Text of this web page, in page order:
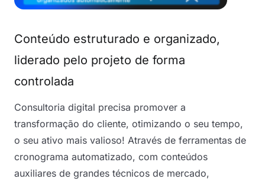
Conteúdo estruturado e organizado,
liderado pelo projeto de forma
controlada
Consultoria digital precisa promover a
transformação do cliente, otimizando o seu tempo,
o seu ativo mais valioso! Através de ferramentas de
cronograma automatizado, com conteúdos
auxiliares de grandes técnicos de mercado,